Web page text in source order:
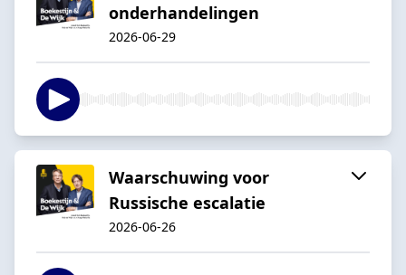
onderhandelingen
2026-06-29
Waarschuwing voor
Russische escalatie
2026-06-26